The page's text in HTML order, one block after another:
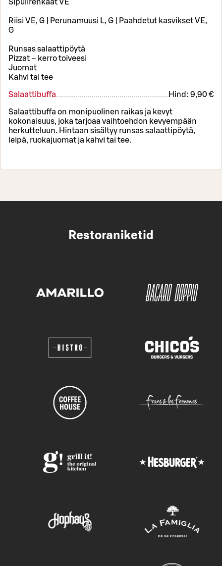
Sipulirenkaat VE
Riisi VE, G | Perunamuusi L, G | Paahdetut kasvikset VE,
G
Runsas salaattipöytä
Pizzat – kerro toiveesi
Juomat
Kahvi tai tee
Salaattibuffa Hind: 9,90 €
Salaattibuffa on monipuolinen raikas ja kevyt
kokonaisuus, joka tarjoaa vaihtoehdon kevyempään
herkutteluun. Hintaan sisältyy runsas salaattipöytä,
leipä, ruokajuomat ja kahvi tai tee.
Restoraniketid